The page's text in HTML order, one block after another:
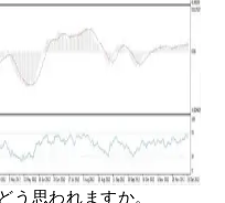
う思われますか。